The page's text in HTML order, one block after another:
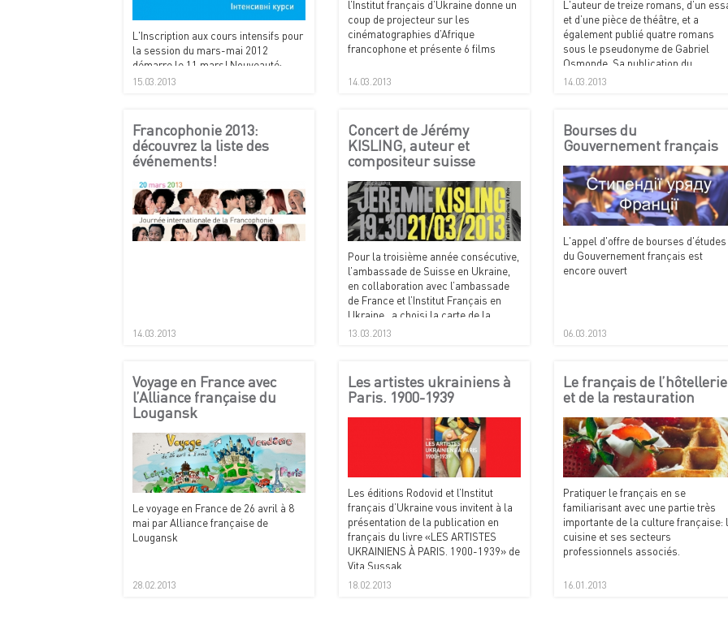
L'Inscription aux cours intensifs pour
la session du mars-mai 2012
démarre le 11 mars! Nouveauté:
cours les samedis! A notez dans vos
15.03.2013
l’Institut français d’Ukraine donne un
coup de projecteur sur les
cinématographies d’Afrique
francophone et présente 6 films
14.03.2013
L'auteur de treize romans, d’un
et d’une pièce de théâtre, et a
également publié quatre romans
sous le pseudonyme de Gabriel
Osmonde. Sa publication du
Testament français, couronné les
14.03.2013
Francophonie 2013:
découvrez la liste des
événements!
14.03.2013
Concert de Jérémy
KISLING, auteur et
compositeur suisse
Pour la troisième année consécutive,
l’ambassade de Suisse en Ukraine,
en collaboration avec l’ambassade
de France et l’Institut Français en
Ukraine, a choisi la carte de la
musique pour célébrer la semaine
13.03.2013
Bourses du
Gouvernement français
L'appel d'offre de bourses d'études
du Gouvernement français est
encore ouvert
06.03.2013
Voyage en France avec
l’Alliance française du
Lougansk
Le voyage en France de 26 avril à 8
mai par Alliance française de
Lougansk
28.02.2013
Les artistes ukrainiens à
Paris. 1900-1939
Les éditions Rodovid et l’Institut
français d’Ukraine vous invitent à la
présentation de la publication en
français du livre «LES ARTISTES
UKRAINIENS À PARIS. 1900-1939» de
Vita Sussak.
18.02.2013
Le français de l’hôtellerie
et de la restauration
Pratiquer le français en se
familiarisant avec une partie très
importante de la culture française:
cuisine et ses secteurs
professionnels associés.
16.01.2013